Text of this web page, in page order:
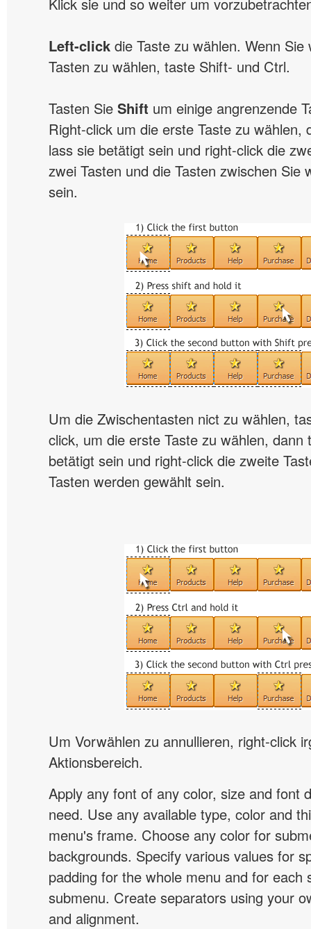
Left-click die Taste zu wählen. Wenn Sie
Tasten zu wählen, taste Shift- und Ctrl.
Tasten Sie Shift um einige angrenzende
Right-click um die erste Taste zu wählen,
lass sie betätigt sein und right-click die
zwei Tasten und die Tasten zwischen Sie
sein.
Um die Zwischentasten nict zu wählen,
click, um die erste Taste zu wählen, dann
betätigt sein und right-click die zweite
Tasten werden gewählt sein.
Um Vorwählen zu annullieren, right-click
Aktionsbereich.
Apply any font of any color, size and font
need. Use any available type, color and
menu's frame. Choose any color for
backgrounds. Specify various values for
padding for the whole menu and for each
submenu. Create separators using your
and alignment.